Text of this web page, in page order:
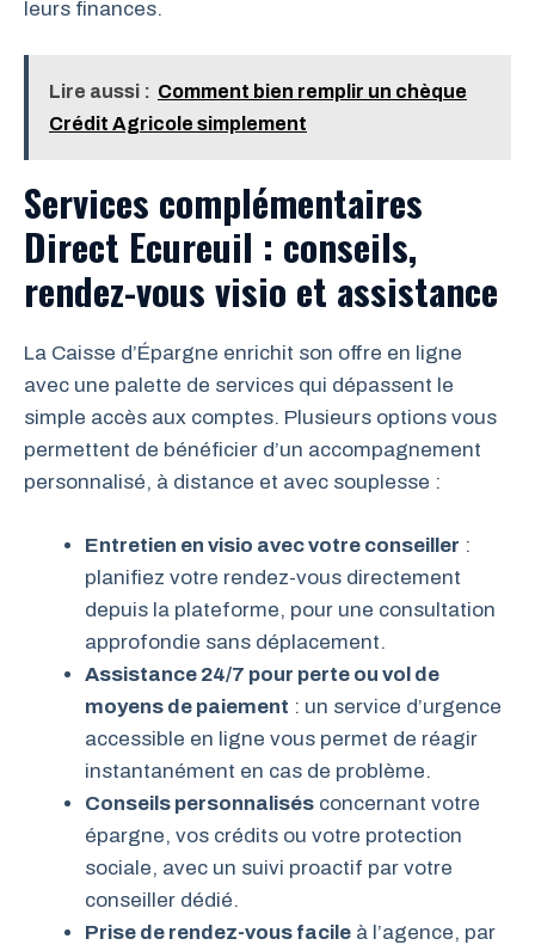
leurs finances.
Lire aussi : Comment bien remplir un chèque
Crédit Agricole simplement
Services complémentaires
Direct Ecureuil : conseils,
rendez-vous visio et assistance
La Caisse d’Épargne enrichit son offre en ligne
avec une palette de services qui dépassent le
simple accès aux comptes. Plusieurs options vous
permettent de bénéficier d’un accompagnement
personnalisé, à distance et avec souplesse :
Entretien en visio avec votre conseiller :
planifiez votre rendez-vous directement
depuis la plateforme, pour une consultation
approfondie sans déplacement.
Assistance 24/7 pour perte ou vol de
moyens de paiement : un service d’urgence
accessible en ligne vous permet de réagir
instantanément en cas de problème.
Conseils personnalisés concernant votre
épargne, vos crédits ou votre protection
sociale, avec un suivi proactif par votre
conseiller dédié.
Prise de rendez-vous facile à l’agence, par